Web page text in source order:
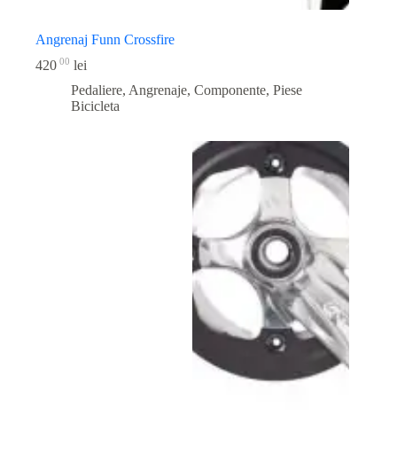
Angrenaj Funn Crossfire
420 00 lei
Pedaliere, Angrenaje, Componente, Piese
Bicicleta